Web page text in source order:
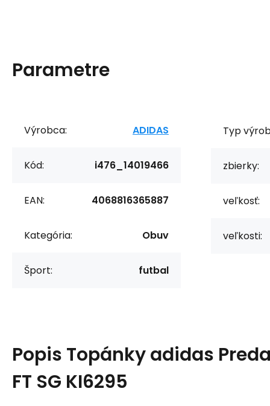
Parametre
Výrobca: ADIDAS
Kód: i476_14019466
EAN: 4068816365887
Kategória: Obuv
Šport: futbal
Typ
zbierky:
veľkosť:
veľkosti:
Popis Topánky adidas
FT SG KI6295